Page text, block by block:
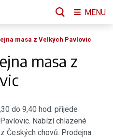
masa z Velkých Pavlovic
masa z
do 9,40 hod. přijede
Nabízí chlazené
Českých chovů. Prodejna
MENU